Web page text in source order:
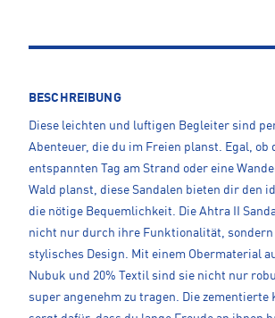
BESCHREIBUNG
Diese leichten und luftigen Begleiter sind
Abenteuer, die du im Freien planst. Egal, ob
entspannten Tag am Strand oder eine
Wald planst, diese Sandalen bieten dir den
die nötige Bequemlichkeit. Die Ahtra II
nicht nur durch ihre Funktionalität,
stylisches Design. Mit einem Obermaterial
Nubuk und 20% Textil sind sie nicht nur
super angenehm zu tragen. Die zementierte